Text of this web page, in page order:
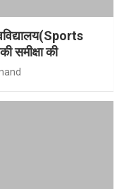
समीक्षा की